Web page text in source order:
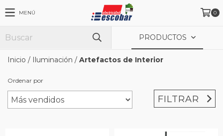
MENÚ 0
PRODUCTOS
Inicio / Iluminación / Artefactos de Interior
Ordenar por
FILTRAR